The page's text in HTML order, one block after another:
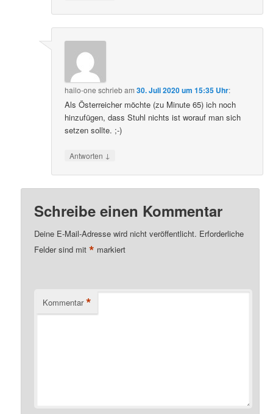
hailo-one schriebam30. Juli 2020 um 15:35 Uhr:
Als Österreicher möchte (zu Minute 65) ich noch
hinzufügen, dass Stuhl nichts ist worauf man sich
setzen sollte. ;-)
Antworten ↓
Schreibe einen Kommentar
Deine E-Mail-Adresse wird nicht veröffentlicht. Erforderliche
Felder sind mit* markiert
Kommentar *